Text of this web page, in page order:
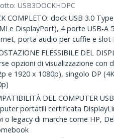
USB3DOCKHDPC
COMPLETO: dock USB 3.0
e DisplayPort), 4 porte USB-A
porta audio per cuffie e slot
FLESSIBILE DEL
opzioni di visualizzazione con
e 1920 x 1080p), singolo DP
DEL COMPUTER
portatili certificata
o legacy di marche come HP,